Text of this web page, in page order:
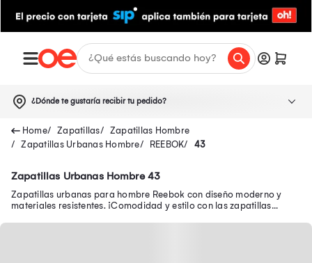
¿Dónde te gustaría recibir tu pedido?
Zapatillas
Zapatillas Hombre
Zapatillas Urbanas Hombre
REEBOK 43
Zapatillas Urbanas Hombre 43
Zapatillas urbanas para hombre Reebok con diseño moderno y
materiales resistentes. ¡Comodidad y estilo con las zapatillas